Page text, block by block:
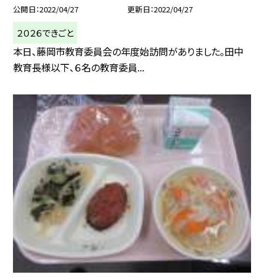
公開日 2022/04/27 更新日 2022/04/27
２０２６できごと
本日、藤岡市教育委員会の年度始訪問がありました。田中
教育長様以下、６名の教育委員...